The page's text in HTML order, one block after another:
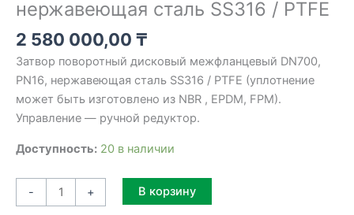
нержавеющая сталь SS316 / PTFE
2 580 000,00 ₸
Затвор поворотный дисковый межфланцевый DN700,
PN16, нержавеющая сталь SS316 / PTFE (уплотнение
может быть изготовлено из NBR , EPDM, FPM).
Управление — ручной редуктор.
Доступность: 20 в наличии
- + В корзину